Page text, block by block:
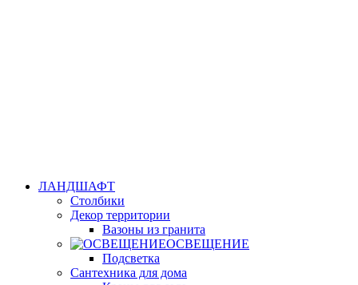
ЛАНДШАФТ
Столбики
Декор территории
Вазоны из гранита
ОСВЕЩЕНИЕ
Подсветка
Сантехника для дома